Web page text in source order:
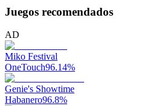
Juegos recomendados
AD
Miko Festival
OneTouch96.14%
Genie's Showtime
Habanero96.8%